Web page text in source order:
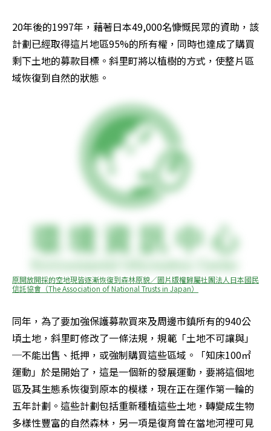
20年後的1997年，藉著日本49,000名慷慨民眾的資助，該
計劃已經取得這片地區95%的所有權，同時也達成了購買
剩下土地的募款目標。斜里町將以植樹的方式，使整片區
域恢復到自然的狀態。
原開放開採的空地現皆逐漸恢復到森林原貌／圖片版權歸屬社團法人日本國民
信託協會（The Association of National Trusts in Japan）
同年，為了要加強保護募款買來及周邊市鎮所有的940公
頃土地，斜里町修改了一條法規，規範「土地不可讓與」
─不能出售、抵押，或強制購買這些區域。「知床100㎡
運動」於是開始了，這是一個新的發展運動，要將這個地
區及其生態系恢復到原本的模樣，現在正在運作第一輪的
五年計劃。這些計劃包括重新種植這些土地，轉變成生物
多樣性豐富的自然森林，另一項是復育曾在當地河裡可見